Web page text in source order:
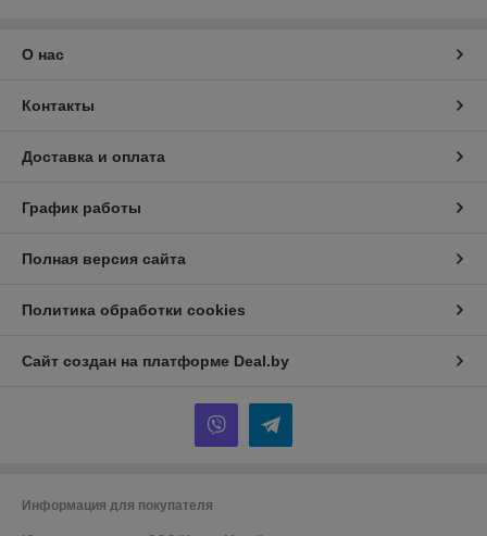
О нас
Контакты
Доставка и оплата
График работы
Полная версия сайта
Политика обработки cookies
Сайт создан на платформе Deal.by
Информация для покупателя